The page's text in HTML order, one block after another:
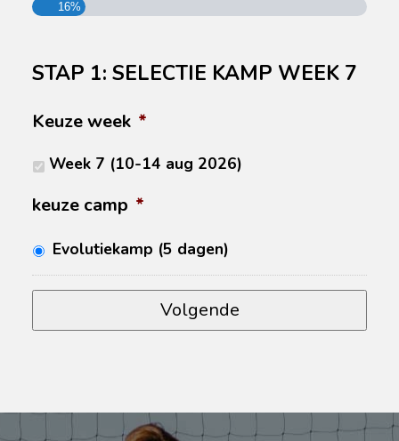
16%
STAP 1: SELECTIE KAMP WEEK 7
Keuze week *
Week 7 (10-14 aug 2026)
keuze camp *
Evolutiekamp (5 dagen)